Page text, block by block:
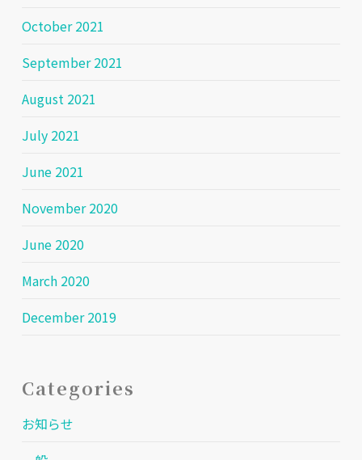
October 2021
September 2021
August 2021
July 2021
June 2021
November 2020
June 2020
March 2020
December 2019
Categories
お知らせ